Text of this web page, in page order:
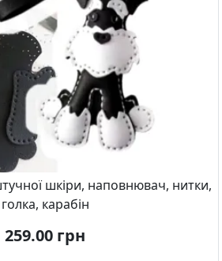
шкіри, наповнювач, нитки,
голка, карабін
259.00 грн